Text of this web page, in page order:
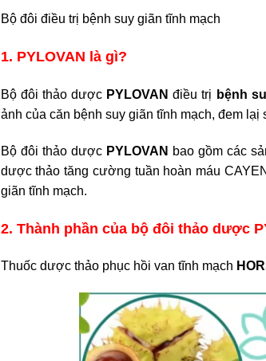
Bộ đôi điều trị bệnh suy giãn tĩnh mạch
1. PYLOVAN là gì?
Bộ đôi thảo dược PYLOVAN điều trị bệnh
ảnh của căn bệnh suy giãn tĩnh mạch, đem
Bộ đôi thảo dược PYLOVAN bao gồm các
dược thảo tăng cường tuần hoàn máu
giãn tĩnh mạch.
2. Thành phần của bộ đôi thảo dược
Thuốc dược thảo phục hồi van tĩnh mạch